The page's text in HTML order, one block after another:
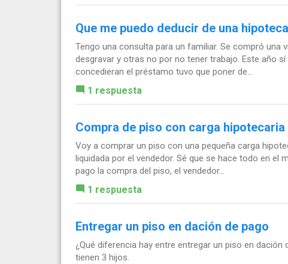
Que me puedo deducir de una hipoteca
Tengo una consulta para un familiar. Se compró una
desgravar y otras no por no tener trabajo. Este año
concedieran el préstamo tuvo que poner de...
1 respuesta
Compra de piso con carga hipotecaria
Voy a comprar un piso con una pequeña carga
liquidada por el vendedor. Sé que se hace todo en el
pago la compra del piso, el vendedor...
1 respuesta
Entregar un piso en dación de pago
¿Qué diferencia hay entre entregar un piso en
tienen 3 hijos.